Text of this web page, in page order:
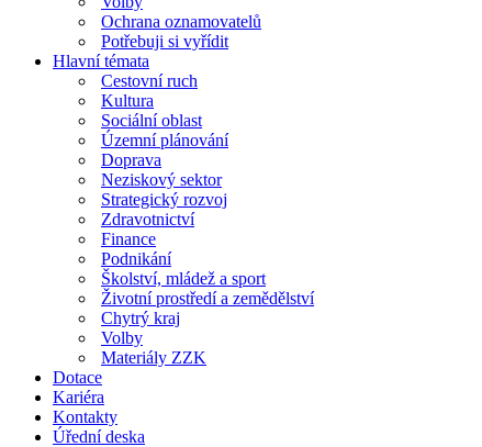
Ochrana oznamovatelů
Potřebuji si vyřídit
Hlavní témata
Cestovní ruch
Kultura
Sociální oblast
Územní plánování
Doprava
Neziskový sektor
Strategický rozvoj
Zdravotnictví
Finance
Podnikání
Školství, mládež a sport
Životní prostředí a zemědělství
Chytrý kraj
Volby
Materiály ZZK
Dotace
Kariéra
Kontakty
Úřední deska